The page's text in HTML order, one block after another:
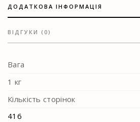
ДОДАТКОВА ІНФОРМАЦІЯ
ВІДГУКИ (0)
Вага
1 кг
Кількість сторінок
416